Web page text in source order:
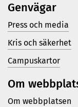
Genvägar
Press och media
Kris och säkerhet
Campuskartor
Om
Om webbplatsen